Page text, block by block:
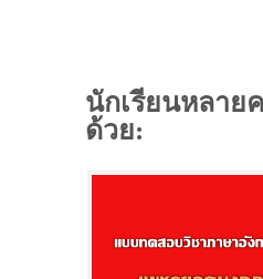
นักเรียนหลาย
ด้วย: